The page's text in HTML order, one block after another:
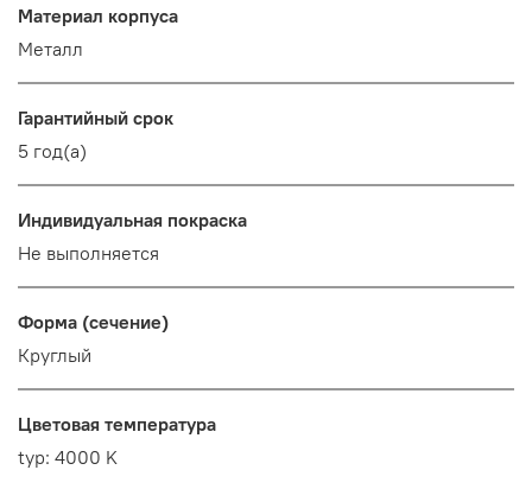
Материал корпуса
Металл
Гарантийный срок
5 год(а)
Индивидуальная покраска
Не выполняется
Форма (сечение)
Круглый
Цветовая температура
typ: 4000 K